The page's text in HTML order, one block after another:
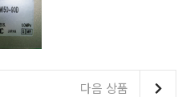
다음 상품